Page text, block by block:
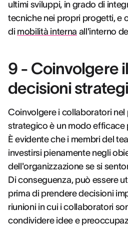
ultimi sviluppi, in grado di
tecniche nei propri progetti, e
di mobilità interna all'interno
9 - Coinvolgere
decisioni
Coinvolgere i collaboratori
strategico è un modo efficace
È evidente che i membri del
investirsi pienamente negli
dell'organizzazione se si
Di conseguenza, può essere
prima di prendere decisioni
riunioni in cui i collaboratori
condividere idee e